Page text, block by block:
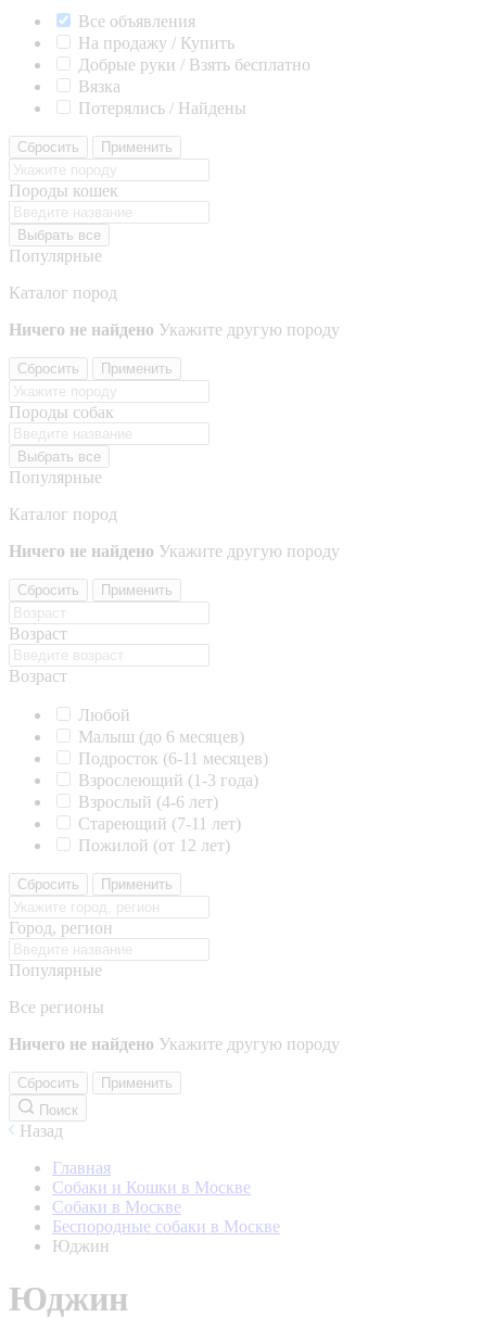
Все объявления
На продажу / Купить
Добрые руки / Взять бесплатно
Вязка
Потерялись / Найдены
Сбросить Применить
Породы кошек
Выбрать все
Популярные
Каталог пород
Ничего не найдено Укажите другую породу
Сбросить Применить
Породы собак
Выбрать все
Популярные
Каталог пород
Ничего не найдено Укажите другую породу
Сбросить Применить
Возраст
Возраст
Любой
Малыш (до 6 месяцев)
Подросток (6-11 месяцев)
Взрослеющий (1-3 года)
Взрослый (4-6 лет)
Стареющий (7-11 лет)
Пожилой (от 12 лет)
Сбросить Применить
Город, регион
Популярные
Все регионы
Ничего не найдено Укажите другую породу
Сбросить
Применить
Поиск
Назад
Главная
Собаки и Кошки в Москве
Собаки в Москве
Беспородные собаки в Москве
Юджин
Юджин